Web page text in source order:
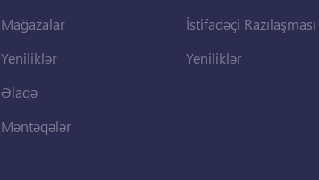
Mağazalar
Yeniliklər
Əlaqə
Məntəqələr
İstifadəçi Razılaşması
Yeniliklər